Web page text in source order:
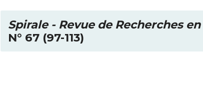
Spirale - Revue de Recherches
N° 67 (97-113)